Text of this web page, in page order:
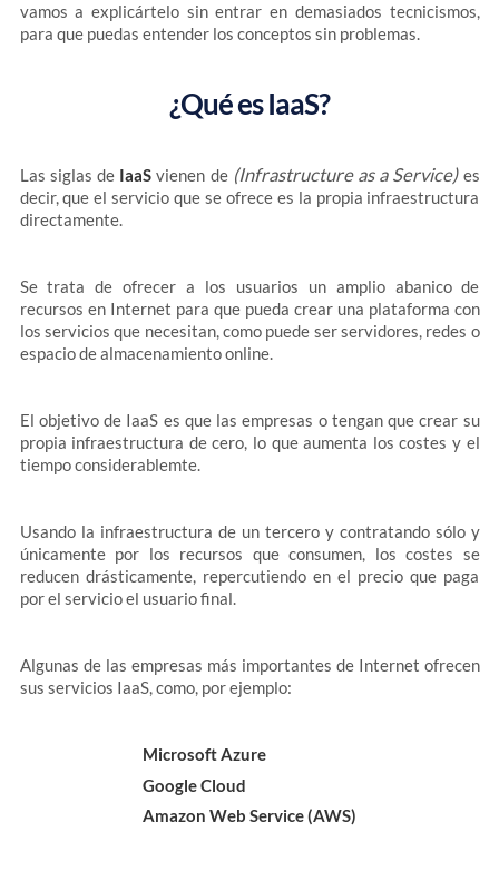
vamos a explicártelo sin entrar en demasiados tecnicismos,
para que puedas entender los conceptos sin problemas.
¿Qué es IaaS?
Las siglas de IaaS vienen de (Infrastructure as a Service)es
decir, que el servicio que se ofrece es la propia infraestructura
directamente.
Se trata de ofrecer a los usuarios un amplio abanico de
recursos en Internet para que pueda crear una plataforma con
los servicios que necesitan, como puede ser servidores, redes o
espacio de almacenamiento online.
El objetivo de IaaS es que las empresas o tengan que crear su
propia infraestructura de cero, lo que aumenta los costes y el
tiempo considerablemte.
Usando la infraestructura de un tercero y contratando sólo y
únicamente por los recursos que consumen, los costes se
reducen drásticamente, repercutiendo en el precio que paga
por el servicio el usuario final.
Algunas de las empresas más importantes de Internet ofrecen
sus servicios IaaS, como, por ejemplo:
Microsoft Azure
Google Cloud
Amazon Web Service (AWS)